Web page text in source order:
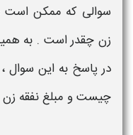
سوالی که ممکن
زن چقدر است . به
در پاسخ به این سوال
چیستو مبلغ نفقه زن